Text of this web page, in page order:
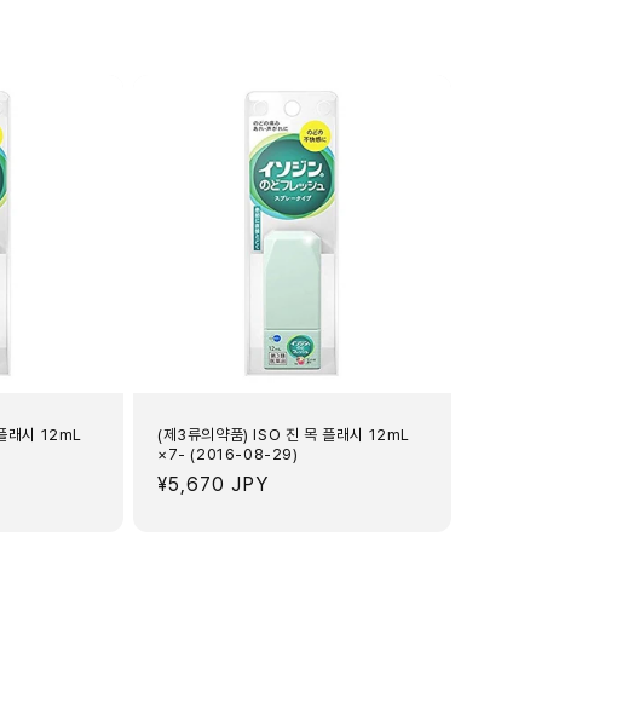
래시 12mL
(제3류의약품) ISO 진 목 플래시 12mL
×7- (2016-08-29)
정
¥5,670 JPY